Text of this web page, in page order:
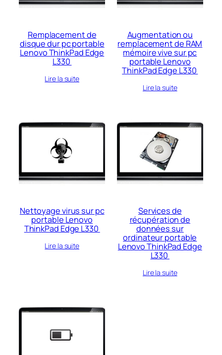
Remplacement de
disque dur pc portable
Lenovo ThinkPad Edge
L330
Lire la suite
Augmentation ou
remplacement de RAM
mémoire vive sur pc
portable Lenovo
ThinkPad Edge L330
Lire la suite
Nettoyage virus sur pc
portable Lenovo
ThinkPad Edge L330
Lire la suite
Services de
récupération de
données sur
ordinateur portable
Lenovo ThinkPad Edge
L330
Lire la suite